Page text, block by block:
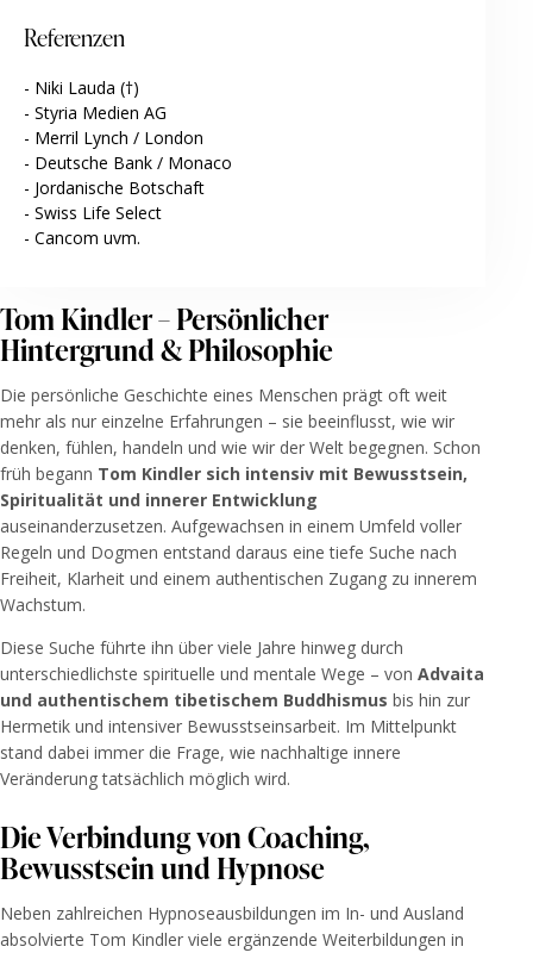
Referenzen
- Niki Lauda (†)
- Styria Medien AG
- Merril Lynch / London
- Deutsche Bank / Monaco
- Jordanische Botschaft
- Swiss Life Select
- Cancom uvm.
Tom Kindler – Persönlicher
Hintergrund &Philosophie
Die persönliche Geschichte eines Menschen prägt oft weit
mehr als nur einzelne Erfahrungen – sie beeinflusst, wie wir
denken, fühlen, handeln und wie wir der Welt begegnen. Schon
früh begann Tom Kindler sich intensiv mit Bewusstsein,
Spiritualität und innerer Entwicklung
auseinanderzusetzen. Aufgewachsen in einem Umfeld voller
Regeln und Dogmen entstand daraus eine tiefe Suche nach
Freiheit, Klarheit und einem authentischen Zugang zu innerem
Wachstum.
Diese Suche führte ihn über viele Jahre hinweg durch
unterschiedlichste spirituelle und mentale Wege – von Advaita
und authentischem tibetischem Buddhismus bis hin zur
Hermetik und intensiver Bewusstseinsarbeit. Im Mittelpunkt
stand dabei immer die Frage, wie nachhaltige innere
Veränderung tatsächlich möglich wird.
Die Verbindung von Coaching,
Bewusstsein und Hypnose
Neben zahlreichen Hypnoseausbildungen im In- und Ausland
absolvierte Tom Kindler viele ergänzende Weiterbildungen in